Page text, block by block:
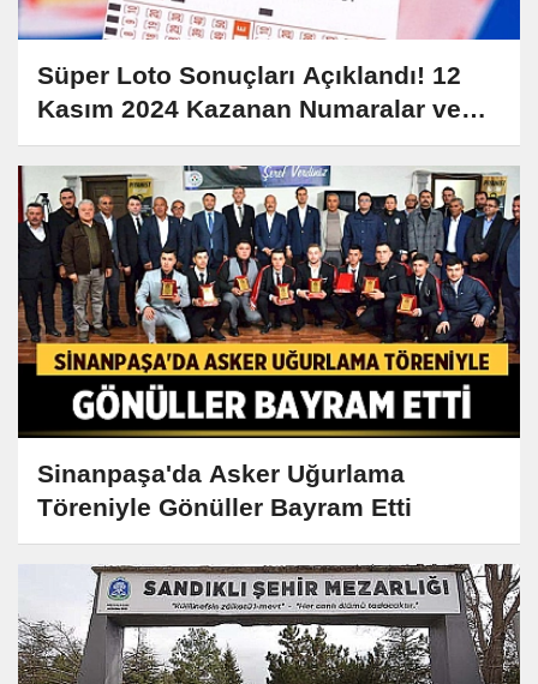
Süper Loto Sonuçları Açıklandı! 12
Kasım 2024 Kazanan Numaralar ve
Detaylar
Sinanpaşa'da Asker Uğurlama
Töreniyle Gönüller Bayram Etti